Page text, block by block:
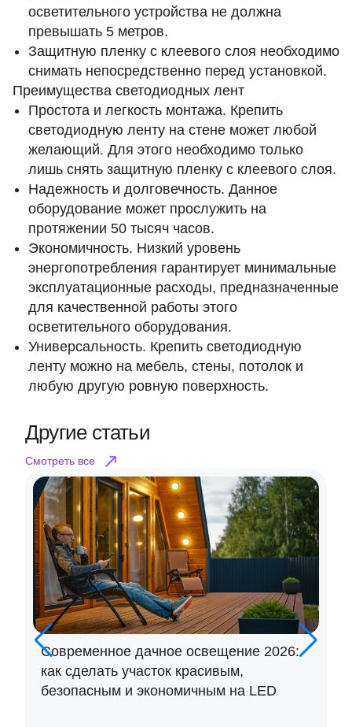
осветительного устройства не должна
превышать 5 метров.
Защитную пленку с клеевого слоя необходимо
снимать непосредственно перед установкой.
Преимущества светодиодных лент
Простота и легкость монтажа. Крепить
светодиодную ленту на стене может любой
желающий. Для этого необходимо только
лишь снять защитную пленку с клеевого слоя.
Надежность и долговечность. Данное
оборудование может прослужить на
протяжении 50 тысяч часов.
Экономичность. Низкий уровень
энергопотребления гарантирует минимальные
эксплуатационные расходы, предназначенные
для качественной работы этого
осветительного оборудования.
Универсальность. Крепить светодиодную
ленту можно на мебель, стены, потолок и
любую другую ровную поверхность.
Другие статьи
Смотреть все
Современное дачное освещение 2026:
как сделать участок красивым,
безопасным и экономичным на LED